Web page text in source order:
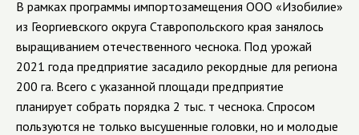
В рамках программы импортозамещения ООО «Изобилие»
из Георгиевского округа Ставропольского края занялось
выращиванием отечественного чеснока. Под урожай
2021 года предприятие засадило рекордные для региона
200 га. Всего с указанной площади предприятие
планирует собрать порядка 2 тыс. т чеснока. Спросом
пользуются не только высушенные головки, но и молодые